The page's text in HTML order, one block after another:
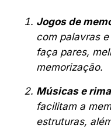
Jogos de
com palavras
faça pares,
memorização.
Músicas e
facilitam a
estruturas,